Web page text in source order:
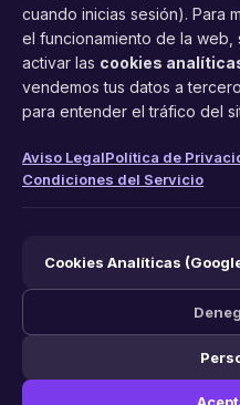
Asistente inteligente de
Gestión profesional de
Funciones
Aviso
© 2026 FacilCita — Un
cuando inicias sesión). Para
el funcionamiento de la web,
activar las cookies
vendemos tus datos a
para entender el tráfico del
Aviso LegalPolítica de
Condiciones del Servicio
Cookies Analíticas